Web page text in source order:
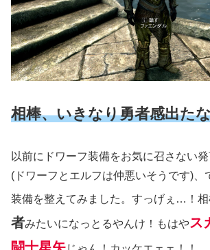
相棒、いきなり勇者感出た
以前にドワーフ装備をお気に召さない
(ドワーフとエルフは仲悪いそうです)
装備を整えてみました。すっげぇ…！相
者みたいになっとるやんけ！もはやス